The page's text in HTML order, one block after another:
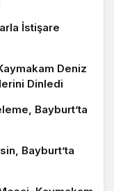
İstişare
Deniz
Dinledi
Bayburt’ta
Bayburt’ta